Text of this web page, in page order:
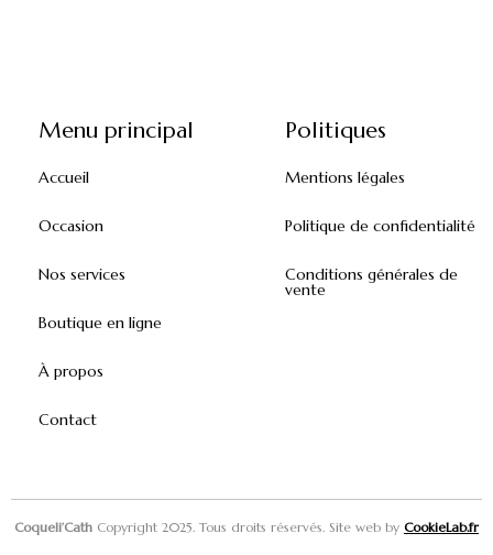
Menu principal
Accueil
Occasion
Nos services
Boutique en ligne
À propos
Contact
Politiques
Mentions légales
Politique de confidentialité
Conditions générales de
vente
Coqueli’Cath Copyright 2025. Tous droits réservés. Site web by CookieLab.fr